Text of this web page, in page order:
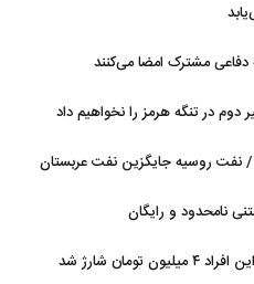
دفاعی مشترک امضا می‌کنند
در تنگه هرمز را نخواهیم داد
/ نفت روسیه جایگزین نفت عربستان
شارژ شد